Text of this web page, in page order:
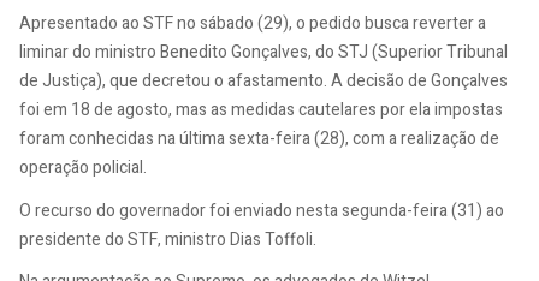
Apresentado ao STF no sábado (29), o pedido busca reverter a
liminar do ministro Benedito Gonçalves, do STJ (Superior Tribunal
de Justiça), que decretou o afastamento. A decisão de Gonçalves
foi em 18 de agosto, mas as medidas cautelares por ela impostas
foram conhecidas na última sexta-feira (28), com a realização de
operação policial.
O recurso do governador foi enviado nesta segunda-feira (31) ao
presidente do STF, ministro Dias Toffoli.